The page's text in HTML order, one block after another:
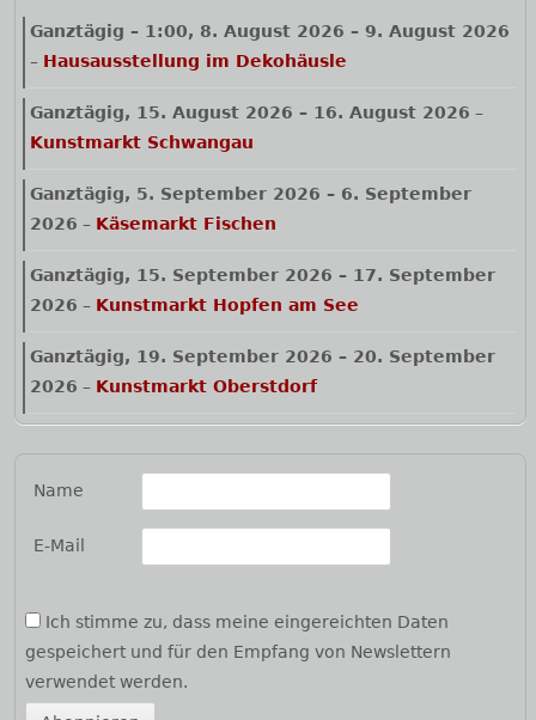
Ganztägig – 1:00, 8. August 2026 – 9. August 2026
– Hausausstellung im Dekohäusle
Ganztägig, 15. August 2026 – 16. August 2026 –
Kunstmarkt Schwangau
Ganztägig, 5. September 2026 – 6. September
2026 – Käsemarkt Fischen
Ganztägig, 15. September 2026 – 17. September
2026 – Kunstmarkt Hopfen am See
Ganztägig, 19. September 2026 – 20. September
2026 – Kunstmarkt Oberstdorf
Name
E-Mail
Ich stimme zu, dass meine eingereichten Daten
gespeichert und für den Empfang von Newslettern
verwendet werden.